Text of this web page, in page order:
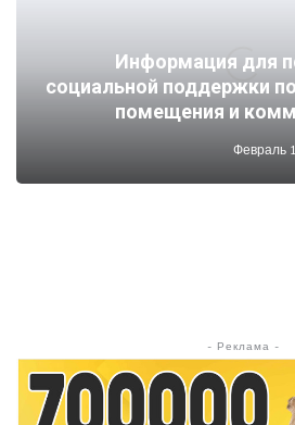
Информация для
социальной поддержки
помещения и
Февраль
- Реклама -